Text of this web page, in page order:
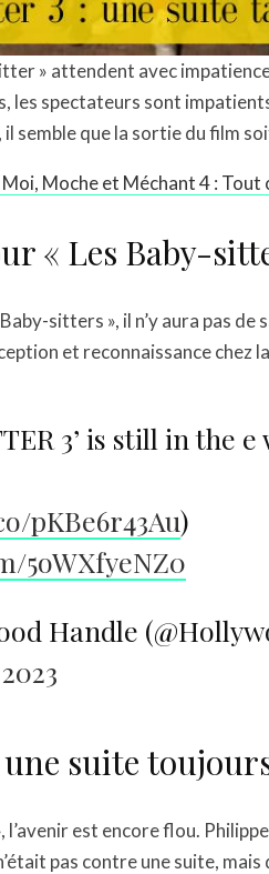
» attendent avec
les spectateurs sont
semble que la sortie du film
Moche et Méchant 4 : Tout
« Les Baby-
sitters », il n’y aura pas de
et reconnaissance chez
3’ is still in the
pKBe6r43Au)
5oWXfyeNZ0
Handle
suite
est encore flou.
pas contre une suite,